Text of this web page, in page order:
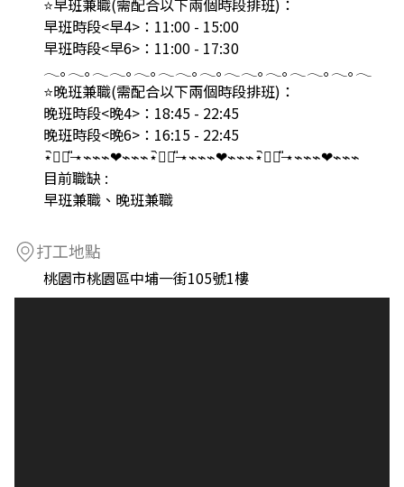
⭐️早班兼職(需配合以下兩個時段排班)：
早班時段<早4>：11:00 - 15:00
早班時段<早6>：11:00 - 17:30
𓂃｡𓂃｡𓂃𓂃｡𓂃｡𓂃𓂃｡𓂃｡𓂃𓂃｡𓂃｡𓂃𓂃｡𓂃｡𓂃
⭐️晚班兼職(需配合以下兩個時段排班)：
晚班時段<晚4>：18:45 - 22:45
晚班時段<晚6>：16:15 - 22:45
⋆᷆♡⃘̎ ̶⋆⌁⌁⌁❤︎⌁⌁⌁⋆᷆♡⃘̎ ̶⋆⌁⌁⌁❤︎⌁⌁⌁⋆᷆♡⃘̎ ̶⋆⌁⌁⌁❤︎⌁⌁⌁
目前職缺 :
早班兼職、晚班兼職
打工地點
桃園市桃園區中埔一街105號1樓